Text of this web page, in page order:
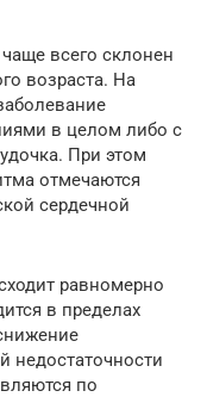
всего склонен
возраста. На
в целом либо с
При этом
отмечаются
сердечной
равномерно
в пределах
недостаточности
по